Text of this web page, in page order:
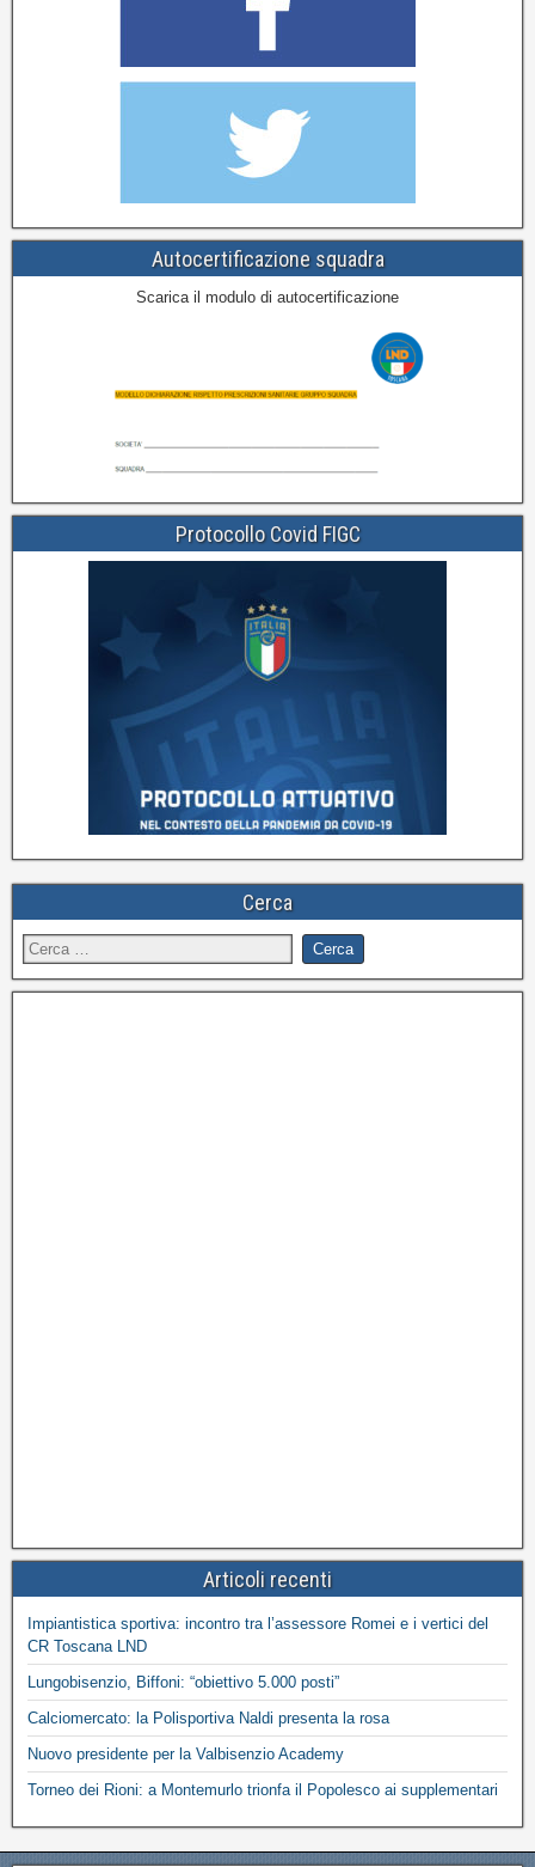
Autocertificazione squadra
Scarica il modulo di autocertificazione
Protocollo Covid FIGC
Cerca
Articoli recenti
Impiantistica sportiva: incontro tra l’assessore Romei e i vertici del
CR Toscana LND
Lungobisenzio, Biffoni: “obiettivo 5.000 posti”
Calciomercato: la Polisportiva Naldi presenta la rosa
Nuovo presidente per la Valbisenzio Academy
Torneo dei Rioni: a Montemurlo trionfa il Popolesco ai supplementari